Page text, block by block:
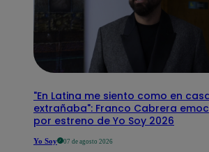
"En Latina me siento como en
extrañaba": Franco Cabrera
por estreno de Yo Soy 2026
Yo Soy 07 de agosto 2026